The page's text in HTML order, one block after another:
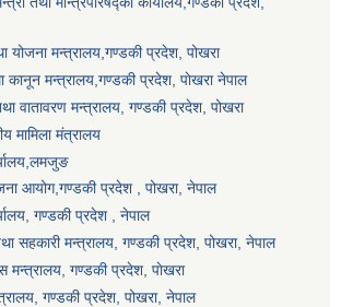
योजना मन्त्रालय,गण्डकी प्रदेश, पोखरा
कानून मन्त्रालय,गण्डकी प्रदेश, पाेखरा नेपाल
वातावरण मन्त्रालय, गण्डकी प्रदेश, पोखरा
मामिला मंत्रालय
आयोग,गण्डकी प्रदेश , पोखरा, नेपाल
गण्डकी प्रदेश , नेपाल
सहकारी मन्त्रालय, गण्डकी प्रदेश, पोखरा, नेपाल
मन्त्रालय, गण्डकी प्रदेश, पाेखरा
गण्डकी प्रदेश, पोखरा, नेपाल